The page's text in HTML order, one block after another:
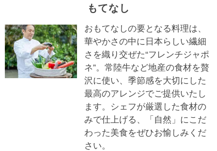
もてなし
おもてなしの要となる料理は、
華やかさの中に日本らしい繊細
さを織り交ぜた“フレンチジャポ
ネ”。常陸牛など地産の食材を贅
沢に使い、季節感を大切にした
最高のアレンジでご提供いたし
ます。シェフが厳選した食材の
みで仕上げる、「自然」にこだ
わった美食をぜひお愉しみくだ
さい。